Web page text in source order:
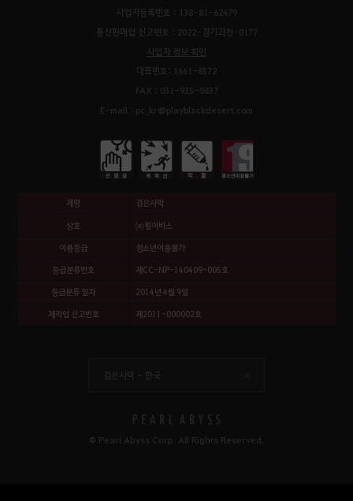
사업자등록번호 : 138-81-62479
통신판매업 신고번호 : 2022-경기과천-0177
사업자 정보 확인
대표번호: 1661-8572
FAX : 031-935-0837
E-mail : pc_kr@playblackdesert.com
제명 검은사막
상호 ㈜펄어비스
이용등급 청소년이용불가
등급분류번호 제CC-NP-140409-005호
등급분류 일자 2014년 4월 9일
제작업 신고번호 제2011-000002호
검은사막 - 한국
© Pearl Abyss Corp. All Rights Reserved.